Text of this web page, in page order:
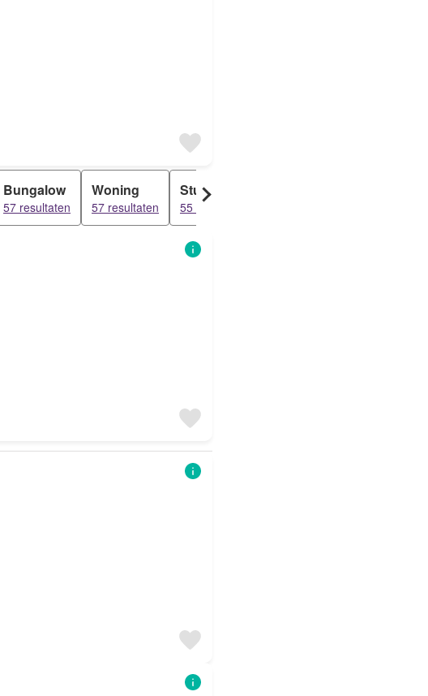
Bungalow
57 resultaten
Woning
57 resultaten
Studio
55 resultaten